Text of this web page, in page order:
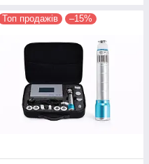
Топ продажів –15%